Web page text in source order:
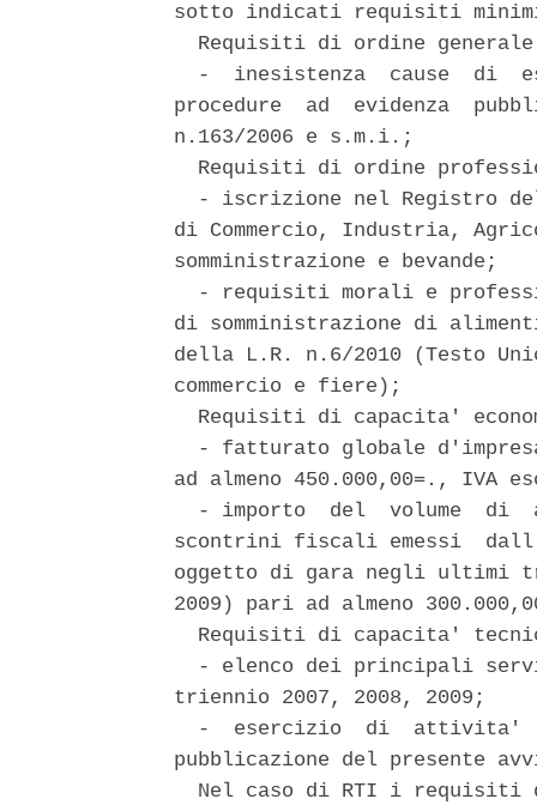
sotto indicati requisiti
Requisiti di ordine
-  inesistenza  cause  di
procedure  ad  evidenza
n.163/2006 e s.m.i.;
Requisiti di ordine
- iscrizione nel Registro
di Commercio, Industria,
somministrazione e bevande;
- requisiti morali e
di somministrazione di
della L.R. n.6/2010 (Testo
commercio e fiere);
Requisiti di capacita'
- fatturato globale
ad almeno 450.000,00=., IVA
- importo  del  volume  di
scontrini fiscali emessi
oggetto di gara negli ultimi
2009) pari ad almeno
Requisiti di capacita'
- elenco dei principali
triennio 2007, 2008, 2009;
-  esercizio  di  attivita'
pubblicazione del presente
Nel caso di RTI i requisiti